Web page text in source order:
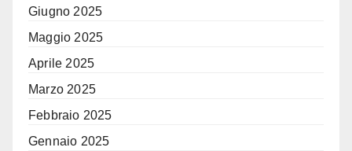
Giugno 2025
Maggio 2025
Aprile 2025
Marzo 2025
Febbraio 2025
Gennaio 2025